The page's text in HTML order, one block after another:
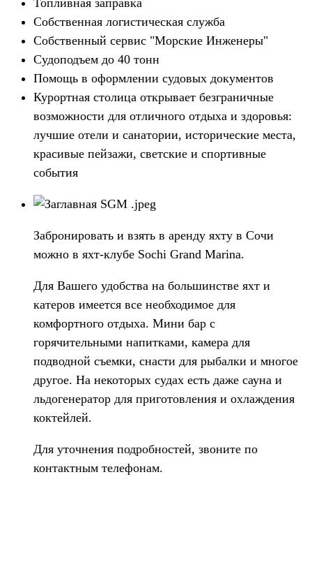
Собственная логистическая служба
Собственный сервис "Морские Инженеры"
Судоподъем до 40 тонн
Помощь в оформлении судовых документов
Курортная столица открывает безграничные
возможности для отличного отдыха и здоровья:
лучшие отели и санатории, исторические места,
красивые пейзажи, светские и спортивные
события
Забронировать и взять в аренду яхту в Сочи
можно в яхт-клубе Sochi Grand Marina.
Для Вашего удобства на большинстве яхт и
катеров имеется все необходимое для
комфортного отдыха. Мини бар с
горячительными напитками, камера для
подводной съемки, снасти для рыбалки и многое
другое. На некоторых судах есть даже сауна и
льдогенератор для приготовления и охлаждения
коктейлей.
Для уточнения подробностей, звоните по
контактным телефонам.